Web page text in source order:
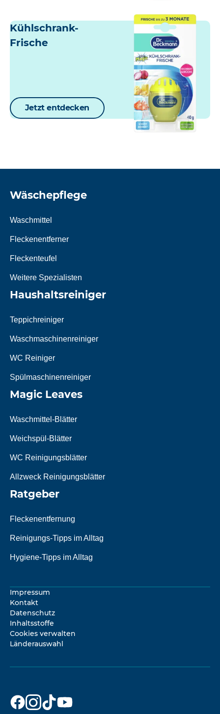
Kühlschrank-
Frische
Jetzt entdecken
Wäschepflege
Waschmittel
Fleckenentferner
Fleckenteufel
Weitere Spezialisten
Haushaltsreiniger
Teppichreiniger
Waschmaschinenreiniger
WC Reiniger
Spülmaschinenreiniger
Magic Leaves
Waschmittel-Blätter
Weichspül-Blätter
WC Reinigungsblätter
Allzweck Reinigungsblätter
Ratgeber
Fleckenentfernung
Reinigungs-Tipps im Alltag
Hygiene-Tipps im Alltag
Impressum
Kontakt
Datenschutz
Inhaltsstoffe
Cookies verwalten
Länderauswahl
Dr. Beckmann
auf
Dr. Beckmann
auf
Dr. Beckmann
auf
Dr. Beckmann